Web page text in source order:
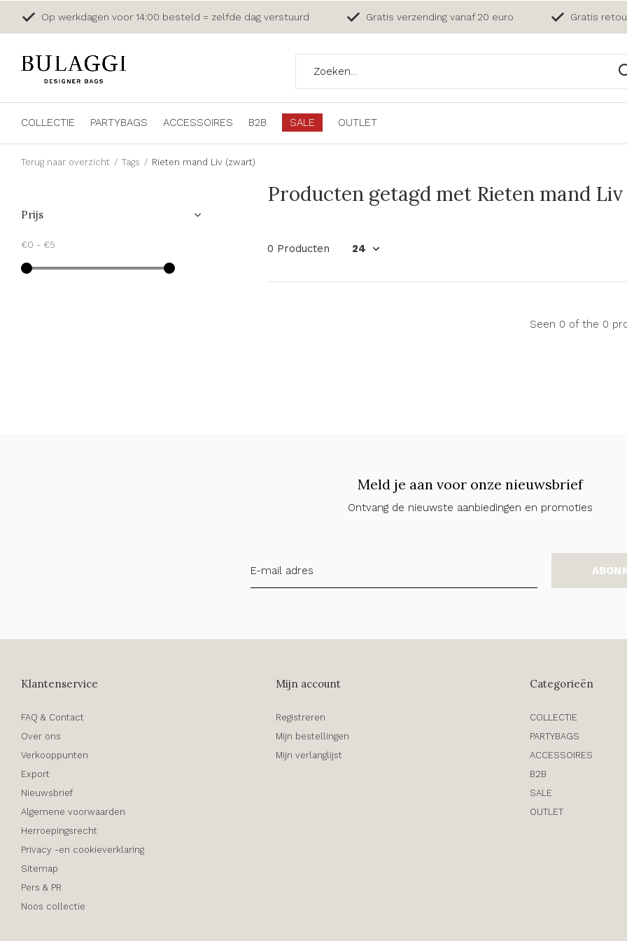
COLLECTIE PARTYBAGS ACCESSOIRES B2B SALE OUTLET
Op werkdagen voor 14:00 besteld = zelfde dag verstuurd Gratis verzending vanaf 20 euro Gratis
Terug naar overzicht Tags Rieten mand Liv (zwart)
Producten getagd met Rieten mand
0 Producten
Seen 0 of the 0
Prijs
€0 - €5
Meld je aan voor onze nieuwsbrief
Ontvang de nieuwste aanbiedingen en promoties
Klantenservice
FAQ & Contact
Over ons
Verkooppunten
Export
Nieuwsbrief
Algemene voorwaarden
Herroepingsrecht
Privacy -en cookieverklaring
Sitemap
Pers & PR
Noos collectie
Mijn account
Registreren
Mijn bestellingen
Mijn verlanglijst
Categorieën
COLLECTIE
PARTYBAGS
ACCESSOIRES
B2B
SALE
OUTLET